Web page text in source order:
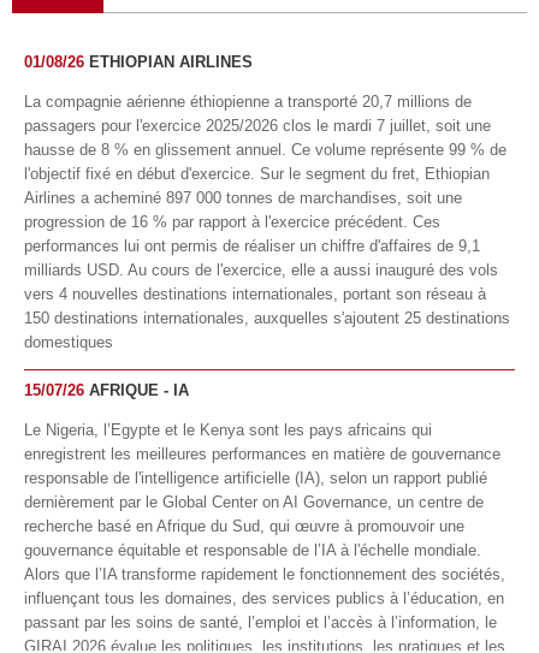
01/08/26 ETHIOPIAN AIRLINES
La compagnie aérienne éthiopienne a transporté 20,7 millions de
passagers pour l'exercice 2025/2026 clos le mardi 7 juillet, soit une
hausse de 8 % en glissement annuel. Ce volume représente 99 % de
l'objectif fixé en début d'exercice. Sur le segment du fret, Ethiopian
Airlines a acheminé 897 000 tonnes de marchandises, soit une
progression de 16 % par rapport à l'exercice précédent. Ces
performances lui ont permis de réaliser un chiffre d'affaires de 9,1
milliards USD. Au cours de l'exercice, elle a aussi inauguré des vols
vers 4 nouvelles destinations internationales, portant son réseau à
150 destinations internationales, auxquelles s'ajoutent 25 destinations
domestiques
15/07/26 AFRIQUE - IA
Le Nigeria, l’Egypte et le Kenya sont les pays africains qui
enregistrent les meilleures performances en matière de gouvernance
responsable de l'intelligence artificielle (IA), selon un rapport publié
dernièrement par le Global Center on AI Governance, un centre de
recherche basé en Afrique du Sud, qui œuvre à promouvoir une
gouvernance équitable et responsable de l’IA à l'échelle mondiale.
Alors que l’IA transforme rapidement le fonctionnement des sociétés,
influençant tous les domaines, des services publics à l’éducation, en
passant par les soins de santé, l’emploi et l’accès à l’information, le
GIRAI 2026 évalue les politiques, les institutions, les pratiques et les